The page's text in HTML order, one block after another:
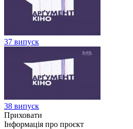
37 випуск
38 випуск
Приховати
Інформація про проєкт